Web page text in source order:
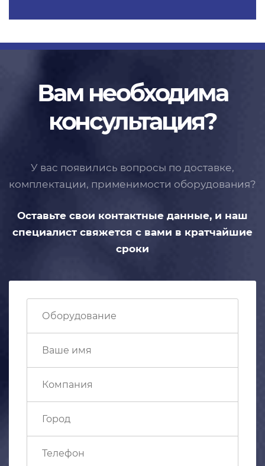
Вам необходима
консультация?
У вас появились вопросы по доставке,
комплектации, применимости оборудования?
Оставьте свои контактные данные, и наш
специалист свяжется с вами в кратчайшие
сроки